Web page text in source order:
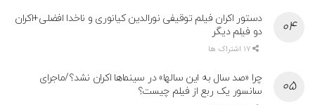
دستور اکران فیلم توقیفی نورالدین کیانوری و ناخدا افضلی+اکران
دو فیلم دیگر
چرا «صد سال به این سالها» در سینماها اکران نشد؟/ماجرای
سانسور یک ربع از فیلم چیست؟